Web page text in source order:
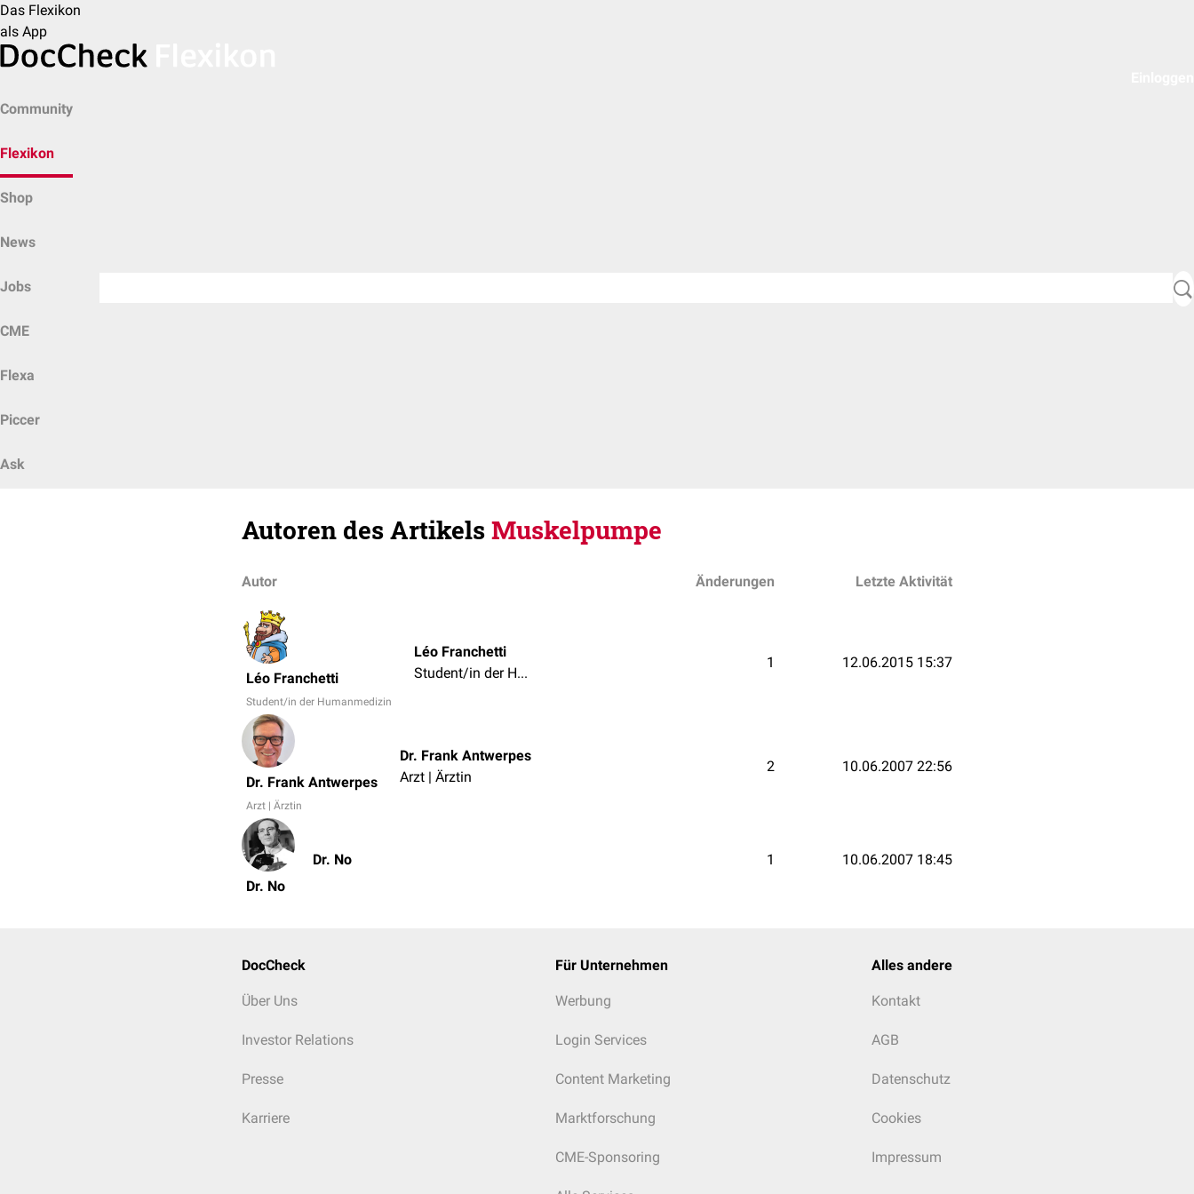
Das Flexikon
als App
Community
Flexikon
Shop
News
Jobs
CME
Flexa
Piccer
Ask
Autoren des ArtikelsMuskelpumpe
Autor Änderungen Letzte Aktivität
Léo Franchetti
Student/in der Humanmedizin
Léo Franchetti
Student/in der Humanmedizin
1 12.06.2015 15:37
Dr. Frank Antwerpes
Arzt | Ärztin
Dr. Frank Antwerpes
Arzt | Ärztin
2 10.06.2007 22:56
Dr. No
Dr. No 1 10.06.2007 18:45
DocCheck
Über Uns
Investor Relations
Presse
Karriere
Für Unternehmen
Werbung
Login Services
Content Marketing
Marktforschung
CME-Sponsoring
Alles andere
Kontakt
AGB
Datenschutz
Cookies
Impressum